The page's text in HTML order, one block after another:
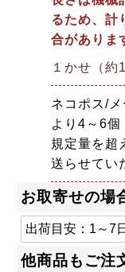
るため、計
合がありま
１かせ（約
ネコポス/
より4～6個
規定量を超
送らせてい
お取寄せの場
他商品もご注